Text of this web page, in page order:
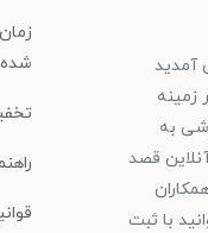
آمدید
زمینه
به
قصد
با ثبت